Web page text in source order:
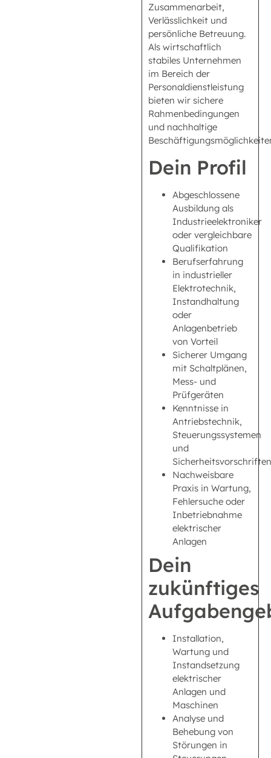
Zusammenarbeit,
Verlässlichkeit und
persönliche Betreuung.
Als wirtschaftlich
stabiles Unternehmen
im Bereich der
Personaldienstleistung
bieten wir sichere
Rahmenbedingungen
und nachhaltige
Dein Profil
Abgeschlossene
Ausbildung als
Industrieelektroniker
oder vergleichbare
Qualifikation
Berufserfahrung
in industrieller
Elektrotechnik,
Instandhaltung
oder
Anlagenbetrieb
von Vorteil
Sicherer Umgang
mit Schaltplänen,
Mess- und
Prüfgeräten
Kenntnisse in
Antriebstechnik,
Steuerungssystemen
und
Sicherheitsvorschriften
Nachweisbare
Praxis in Wartung,
Fehlersuche oder
Inbetriebnahme
elektrischer
Anlagen
Dein
zukünftiges
Installation,
Wartung und
Instandsetzung
elektrischer
Anlagen und
Maschinen
Analyse und
Behebung von
Störungen in